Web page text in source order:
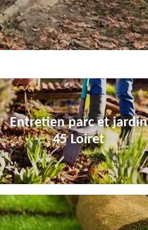
Entretien parc et jardin
45 Loiret